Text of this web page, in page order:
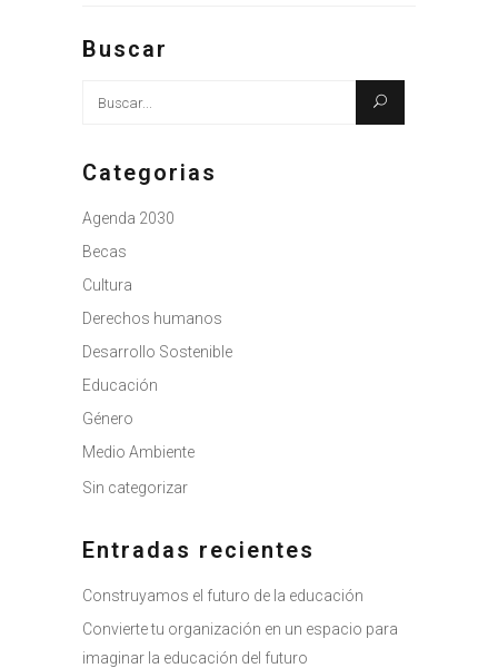
Buscar
Busque:
Categorias
Agenda 2030
Becas
Cultura
Derechos humanos
Desarrollo Sostenible
Educación
Género
Medio Ambiente
Sin categorizar
Entradas recientes
Construyamos el futuro de la educación
Convierte tu organización en un espacio para
imaginar la educación del futuro